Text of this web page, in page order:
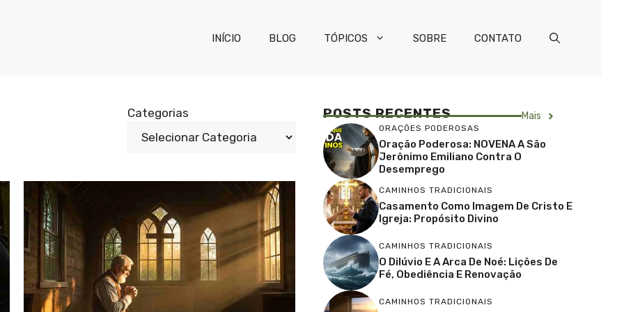
INÍCIO BLOG TÓPICOS SOBRE CONTATO
Categorias POSTS RECENTES Mais
ORAÇÕES PODEROSAS
Oração Poderosa: NOVENA A São
Jerônimo Emiliano Contra O
Desemprego
CAMINHOS TRADICIONAIS
Casamento Como Imagem De Cristo E
Igreja: Propósito Divino
CAMINHOS TRADICIONAIS
O Dilúvio E A Arca De Noé: Lições De
Fé, Obediência E Renovação
CAMINHOS TRADICIONAIS